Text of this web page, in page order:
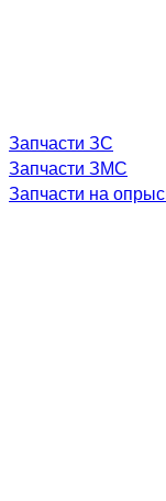
Запчасти ЗС
Запчасти ЗМС
Запчасти на